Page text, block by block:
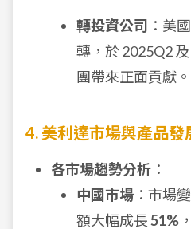
轉投資公司 ：美
轉，於 2025Q2
團帶來正面貢獻。
4. 美利達市場與產品發
各市場趨勢分析 ：
中國市場 ：市場
額大幅成長51%